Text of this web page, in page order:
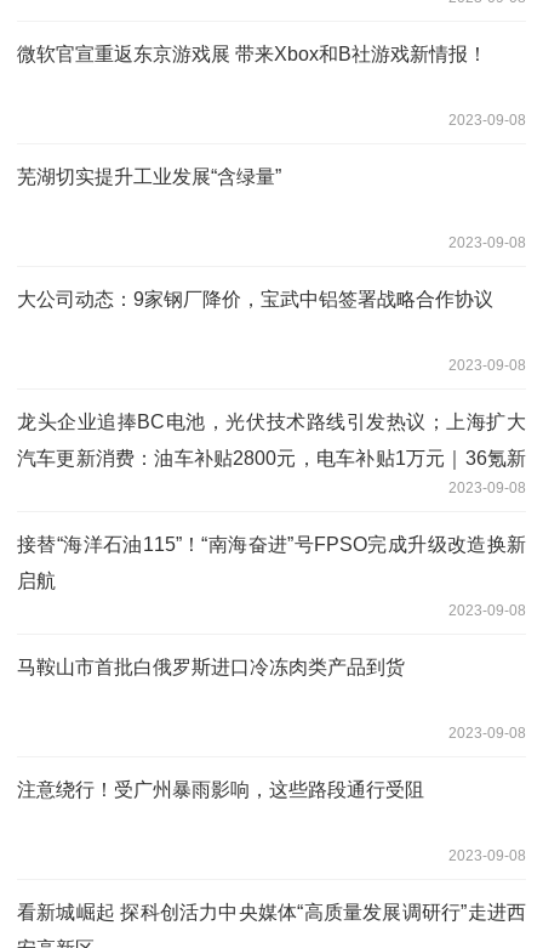
微软官宣重返东京游戏展 带来Xbox和B社游戏新情报！
2023-09-08
芜湖切实提升工业发展“含绿量”
2023-09-08
大公司动态：9家钢厂降价，宝武中铝签署战略合作协议
2023-09-08
龙头企业追捧BC电池，光伏技术路线引发热议；上海扩大
汽车更新消费：油车补贴2800元，电车补贴1万元｜36氪新
2023-09-08
接替“海洋石油115”！“南海奋进”号FPSO完成升级改造换新
启航
2023-09-08
马鞍山市首批白俄罗斯进口冷冻肉类产品到货
2023-09-08
注意绕行！受广州暴雨影响，这些路段通行受阻
2023-09-08
看新城崛起 探科创活力中央媒体“高质量发展调研行”走进西